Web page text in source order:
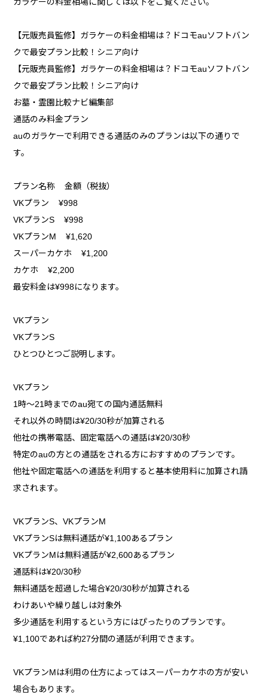
ガラケーの料金相場に関しては以下をご覧ください。
【元販売員監修】ガラケーの料金相場は？ドコモauソフトバン
クで最安プラン比較！シニア向け
【元販売員監修】ガラケーの料金相場は？ドコモauソフトバン
クで最安プラン比較！シニア向け
お墓・霊園比較ナビ編集部
通話のみ料金プラン
auのガラケーで利用できる通話のみのプランは以下の通りで
す。
プラン名称 金額（税抜）
VKプラン ¥998
VKプランS ¥998
VKプランM ¥1,620
スーパーカケホ ¥1,200
カケホ ¥2,200
最安料金は¥998になります。
VKプラン
VKプランS
ひとつひとつご説明します。
VKプラン
1時～21時までのau宛ての国内通話無料
それ以外の時間は¥20/30秒が加算される
他社の携帯電話、固定電話への通話は¥20/30秒
特定のauの方との通話をされる方におすすめのプランです。
他社や固定電話への通話を利用すると基本使用料に加算され請
求されます。
VKプランS、VKプランM
VKプランSは無料通話が¥1,100あるプラン
VKプランMは無料通話が¥2,600あるプラン
通話料は¥20/30秒
無料通話を超過した場合¥20/30秒が加算される
わけあいや繰り越しは対象外
多少通話を利用するという方にはぴったりのプランです。
¥1,100であれば約27分間の通話が利用できます。
VKプランMは利用の仕方によってはスーパーカケホの方が安い
場合もあります。